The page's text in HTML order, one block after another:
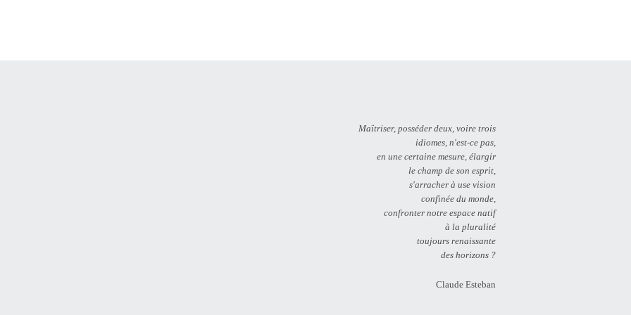
Maïtriser, posséder deux, voire trois
idiomes, n'est-ce pas,
en une certaine mesure, élargir
le champ de son esprit,
s'arracher à use vision
confinée du monde,
confronter notre espace natif
à la pluralité
toujours renaissante
des horizons ?
Claude Esteban